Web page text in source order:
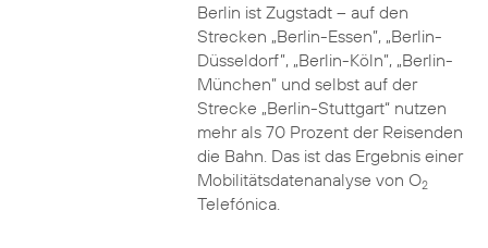
Berlin ist Zugstadt – auf den
Strecken „Berlin-Essen”, „Berlin-
Düsseldorf”, „Berlin-Köln”, „Berlin-
München” und selbst auf der
Strecke „Berlin-Stuttgart“ nutzen
mehr als 70 Prozent der Reisenden
die Bahn. Das ist das Ergebnis einer
Mobilitätsdatenanalyse von O2
Telefónica.